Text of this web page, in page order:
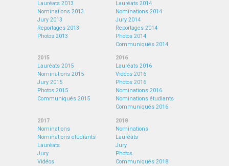
Lauréats 2013
Nominations 2013
Jury 2013
Reportages 2013
Photos 2013
Lauréats 2014
Nominations 2014
Jury 2014
Reportages 2014
Photos 2014
Communiqués 2014
2015
Lauréats 2015
Nominations 2015
Jury 2015
Photos 2015
Communiqués 2015
2016
Lauréats 2016
Vidéos 2016
Photos 2016
Nominations 2016
Nominations étudiants
Communiqués 2016
2017
Nominations
Nominations étudiants
Lauréats
Jury
Vidéos
2018
Nominations
Lauréats
Jury
Photos
Communiqués 2018